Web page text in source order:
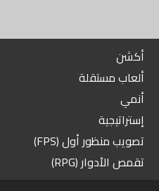
أكشن
ألعاب مستقلة
أنمي
إستراتيجية
تصويب منظور أول (FPS)
تقمص الأدوار (RPG)